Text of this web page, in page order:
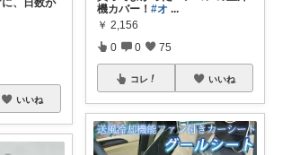
いいね
機カバー！ #オ ...
￥ 2,156
0 0 75
コレ いいね